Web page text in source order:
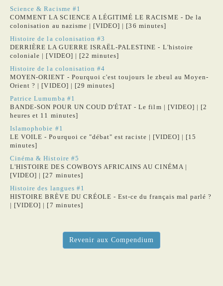
Science & Racisme #1
COMMENT LA SCIENCE A LÉGITIMÉ LE RACISME - De la
colonisation au nazisme | [VIDEO] | [36 minutes]
Histoire de la colonisation #3
DERRIÈRE LA GUERRE ISRAËL-PALESTINE - L'histoire
coloniale | [VIDEO] | [22 minutes]
Histoire de la colonisation #4
MOYEN-ORIENT - Pourquoi c'est toujours le zbeul au Moyen-
Orient ? | [VIDEO] | [29 minutes]
Patrice Lumumba #1
BANDE-SON POUR UN COUD D'ÉTAT - Le film | [VIDEO] | [2
heures et 11 minutes]
Islamophobie #1
LE VOILE - Pourquoi ce "débat" est raciste | [VIDEO] | [15
minutes]
Cinéma & Histoire #5
L'HISTOIRE DES COWBOYS AFRICAINS AU CINÉMA |
[VIDEO] | [27 minutes]
Histoire des langues #1
HISTOIRE BRÈVE DU CRÉOLE - Est-ce du français mal parlé ?
| [VIDEO] | [7 minutes]
Revenir aux Compendium